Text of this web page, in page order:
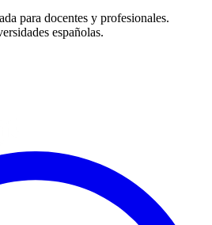
para docentes y profesionales.
españolas.